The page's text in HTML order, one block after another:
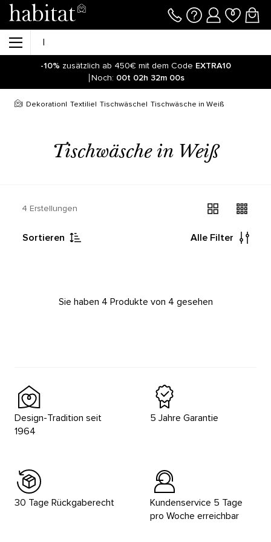
-10% zusätzlich ab 450€ mit dem Code EXTRA10
Noch: 00t 02h 32m 00s
Dekoration Textilie Tischwäsche Tischwäsche in Weiß
Tischwäsche in Weiß
4 Erstellungen
Sortieren Alle Filter
Sie haben 4 Produkte von 4 gesehen
Design-Tradition seit
1964
5 Jahre Garantie
30 Tage Rückgaberecht
Kundenservice 5 Tage
pro Woche erreichbar